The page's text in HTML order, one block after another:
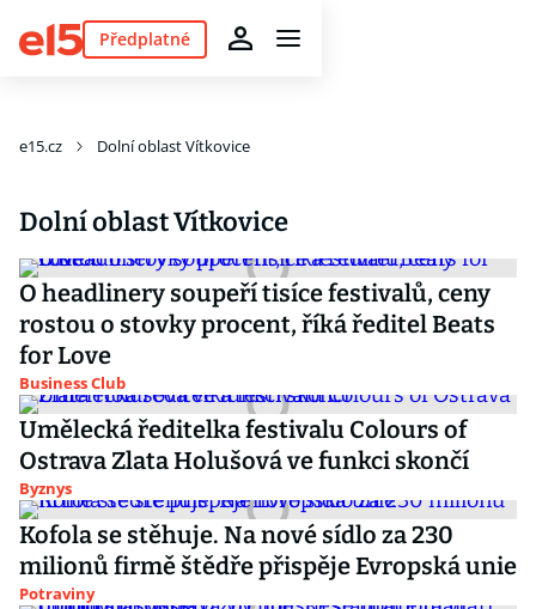
Předplatné
e15.cz Dolní oblast Vítkovice
Dolní oblast Vítkovice
O headlinery soupeří tisíce festivalů, ceny
rostou o stovky procent, říká ředitel Beats
for Love
Business Club
Umělecká ředitelka festivalu Colours of
Ostrava Zlata Holušová ve funkci skončí
Byznys
Kofola se stěhuje. Na nové sídlo za 230
milionů firmě štědře přispěje Evropská unie
Potraviny